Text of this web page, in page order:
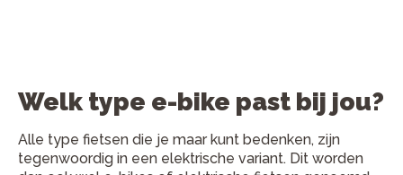
Welk type e-bike past bij jou?
Alle type fietsen die je maar kunt bedenken, zijn
tegenwoordig in een elektrische variant. Dit worden